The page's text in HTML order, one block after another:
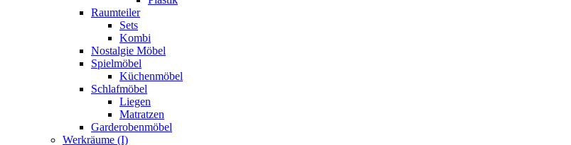
Raumteiler
Sets
Kombi
Nostalgie Möbel
Spielmöbel
Küchenmöbel
Schlafmöbel
Liegen
Matratzen
Garderobenmöbel
Werkräume (I)